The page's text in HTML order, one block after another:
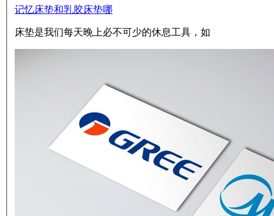
记忆床垫和乳胶床垫哪
床垫是我们每天晚上必不可少的休息工具，如